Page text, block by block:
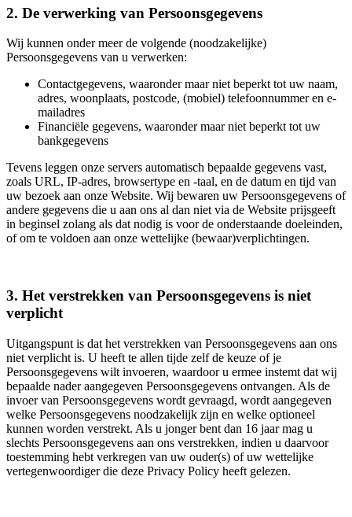
2. De verwerking van Persoonsgegevens
Wij kunnen onder meer de volgende (noodzakelijke)
Persoonsgegevens van u verwerken:
Contactgegevens, waaronder maar niet beperkt tot uw naam,
adres, woonplaats, postcode, (mobiel) telefoonnummer en e-
mailadres
Financiële gegevens, waaronder maar niet beperkt tot uw
bankgegevens
Tevens leggen onze servers automatisch bepaalde gegevens vast,
zoals URL, IP-adres, browsertype en -taal, en de datum en tijd van
uw bezoek aan onze Website. Wij bewaren uw Persoonsgegevens of
andere gegevens die u aan ons al dan niet via de Website prijsgeeft
in beginsel zolang als dat nodig is voor de onderstaande doeleinden,
of om te voldoen aan onze wettelijke (bewaar)verplichtingen.
3. Het verstrekken van Persoonsgegevens is niet
verplicht
Uitgangspunt is dat het verstrekken van Persoonsgegevens aan ons
niet verplicht is. U heeft te allen tijde zelf de keuze of je
Persoonsgegevens wilt invoeren, waardoor u ermee instemt dat wij
bepaalde nader aangegeven Persoonsgegevens ontvangen. Als de
invoer van Persoonsgegevens wordt gevraagd, wordt aangegeven
welke Persoonsgegevens noodzakelijk zijn en welke optioneel
kunnen worden verstrekt. Als u jonger bent dan 16 jaar mag u
slechts Persoonsgegevens aan ons verstrekken, indien u daarvoor
toestemming hebt verkregen van uw ouder(s) of uw wettelijke
vertegenwoordiger die deze Privacy Policy heeft gelezen.